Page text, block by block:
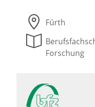
Fürth
Forschung